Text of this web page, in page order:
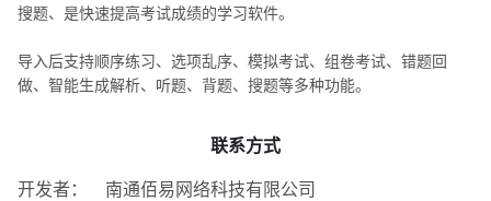
搜题、是快速提高考试成绩的学习软件。
导入后支持顺序练习、选项乱序、模拟考试、组卷考试、错题回
做、智能生成解析、听题、背题、搜题等多种功能。
联系方式
开发者：
南通佰易网络科技有限公司